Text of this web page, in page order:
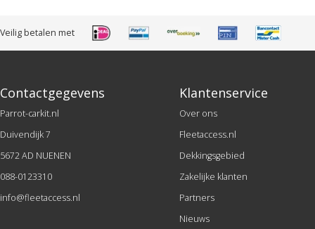
Veilig betalen met
Contactgegevens
Parrot-carkit.nl
Duivendijk 7
5672 AD NUENEN
088-0123310
info@fleetaccess.nl
Klantenservice
Over ons
Fleetaccess.nl
Dekkingsgebied
Zakelijke klanten
Partners
Nieuws